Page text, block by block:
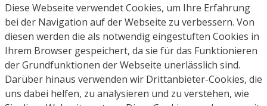
Diese Webseite verwendet Cookies, um Ihre Erfahrung
bei der Navigation auf der Webseite zu verbessern. Von
diesen werden die als notwendig eingestuften Cookies in
Ihrem Browser gespeichert, da sie für das Funktionieren
der Grundfunktionen der Webseite unerlässlich sind.
Darüber hinaus verwenden wir Drittanbieter-Cookies, die
uns dabei helfen, zu analysieren und zu verstehen, wie